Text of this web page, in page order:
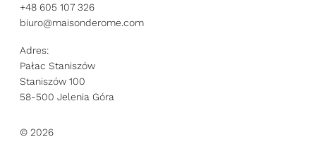
+48 605 107 326
biuro@maisonderome.com
Adres:
Pałac Staniszów
Staniszów 100
58-500 Jelenia Góra
© 2026